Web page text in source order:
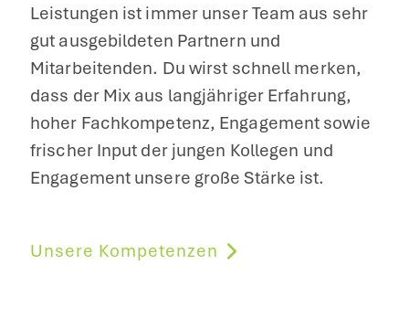
Leistungen ist immer unser Team aus sehr
gut ausgebildeten Partnern und
Mitarbeitenden. Du wirst schnell merken,
dass der Mix aus langjähriger Erfahrung,
hoher Fachkompetenz, Engagement sowie
frischer Input der jungen Kollegen und
Engagement unsere große Stärke ist.
Unsere Kompetenzen